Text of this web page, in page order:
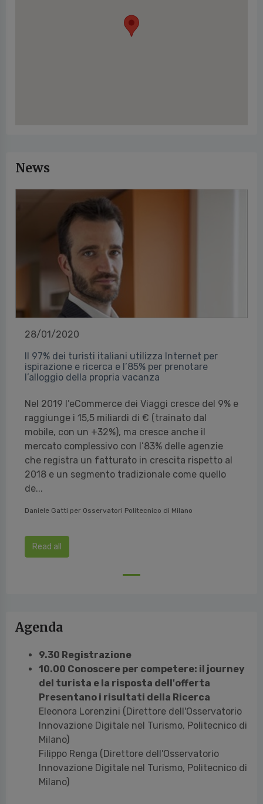
News
28/01/2020
Il 97% dei turisti italiani utilizza Internet per
ispirazione e ricerca e l’85% per prenotare
l’alloggio della propria vacanza
Nel 2019 l’eCommerce dei Viaggi cresce del 9% e
raggiunge i 15,5 miliardi di € (trainato dal
mobile, con un +32%), ma cresce anche il
mercato complessivo con l’83% delle agenzie
che registra un fatturato in crescita rispetto al
2018 e un segmento tradizionale come quello
de...
Daniele Gatti per Osservatori Politecnico di Milano
Read all
Agenda
9.30 Registrazione
10.00 Conoscere per competere: il journey
del turista e la risposta dell'offerta
Presentano i risultati della Ricerca
Eleonora Lorenzini (Direttore dell'Osservatorio
Innovazione Digitale nel Turismo, Politecnico di
Milano)
Filippo Renga (Direttore dell'Osservatorio
Innovazione Digitale nel Turismo, Politecnico di
Milano)